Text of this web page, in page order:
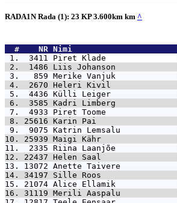
RADA1N Rada (1): 23 KP 3.600km km ^
  #    NR
Nimi
1.  3411 Piret Klade
2.  1486 Liis Johanson
3.   859 Merike Vanjuk
4.  2670 Heleri Kivil
5.  4436 Külli Leiger
6.  3585 Kadri Limberg
7.  4933 Piret Toome
8. 25616 Karin Pai
9.  9075 Katrin Lemsalu
10. 25939 Maigi Kähr
11.  2335 Riina Laanjõe
12. 22437 Helen Saal
13. 13072 Anette Taivere
14. 34197 Sille Roos
15. 21074 Alice Ellamik
16. 31119 Merili Aaspalu